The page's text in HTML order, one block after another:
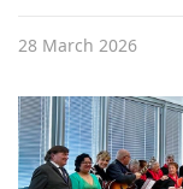
28 March 2026